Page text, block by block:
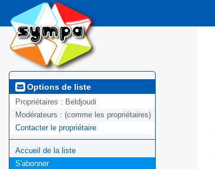
Options de liste
Propriétaires : Beldjoudi
Modérateurs : (comme les propriétaires)
Contacter le propriétaire
Accueil de la liste
S'abonner